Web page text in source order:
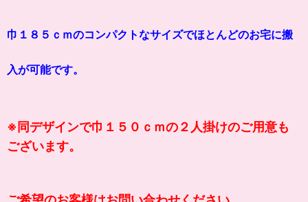
巾１８５ｃｍのコンパクトなサイズでほとんどのお宅に搬
入が可能です。
※同デザインで巾１５０ｃｍの２人掛けのご用意も
ございます。